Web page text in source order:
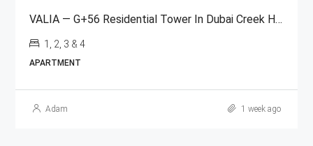
VALIA — G+56 Residential Tower In Dubai Creek Harbour
1, 2, 3 & 4
APARTMENT
Adam 1 week ago